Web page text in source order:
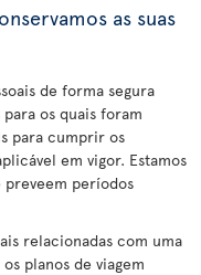
as suas
de forma segura
os quais foram
para cumprir os
em vigor. Estamos
preveem períodos
relacionadas com uma
planos de viagem